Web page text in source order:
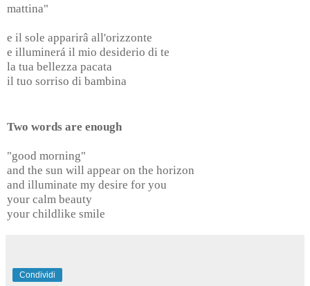
mattina"
e il sole apparirâ all'orizzonte
e illuminerá il mio desiderio di te
la tua bellezza pacata
il tuo sorriso di bambina
Two words are enough
"good morning"
and the sun will appear on the horizon
and illuminate my desire for you
your calm beauty
your childlike smile
Condividi